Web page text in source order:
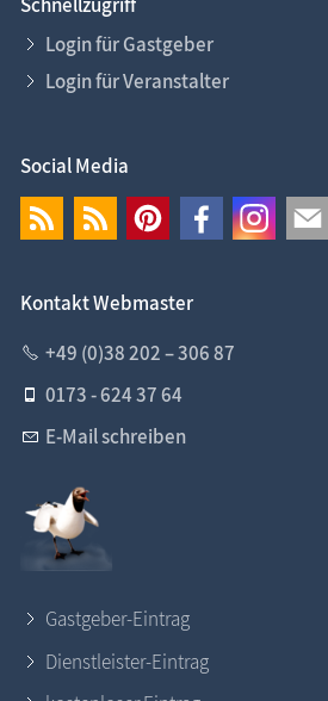
Login für Gastgeber
Login für Veranstalter
Social Media
Kontakt Webmaster
+49 (0)38 202 – 306 87
0173 - 624 37 64
E-Mail schreiben
Gastgeber-Eintrag
Dienstleister-Eintrag